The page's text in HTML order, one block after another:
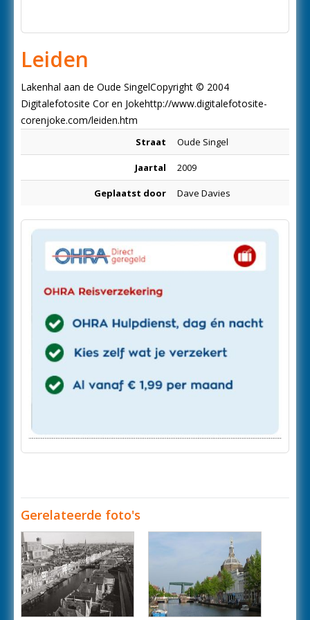
Leiden
Lakenhal aan de Oude SingelCopyright © 2004
Digitalefotosite Cor en Jokehttp://www.digitalefotosite-
corenjoke.com/leiden.htm
Straat Oude Singel
Jaartal 2009
Geplaatst door Dave Davies
Gerelateerde foto's